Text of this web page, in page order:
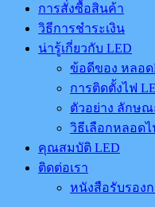
การสั่งซื้อสินค้า
วิธีการชำระเงิน
น่ารู้เกี่ยวกับ LED
ข้อดีของ หลอด
การติดตั้งไฟ
ตัวอย่าง ลักษ
วิธีเลือกหลอด
คุณสมบัติ LED
ติดต่อเรา
หนังสือรับรอง